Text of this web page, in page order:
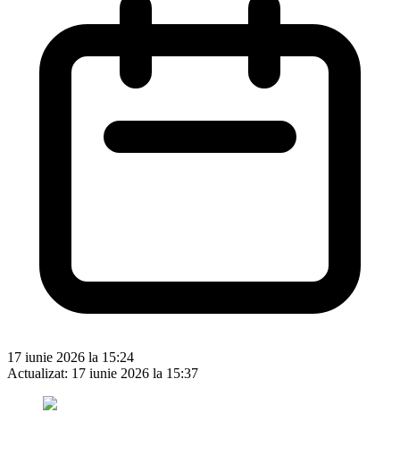
17 iunie 2026 la 15:24
Actualizat: 17 iunie 2026 la 15:37